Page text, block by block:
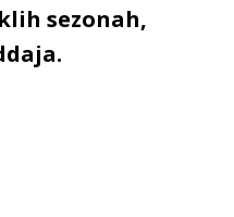
sezonah,